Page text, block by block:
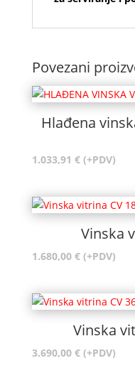
Povezani
Hlađena
1.033,91 € (+PDV)
Vinska
1.680,00 € (+PDV)
Vinska
3.690,00 € (+PDV)